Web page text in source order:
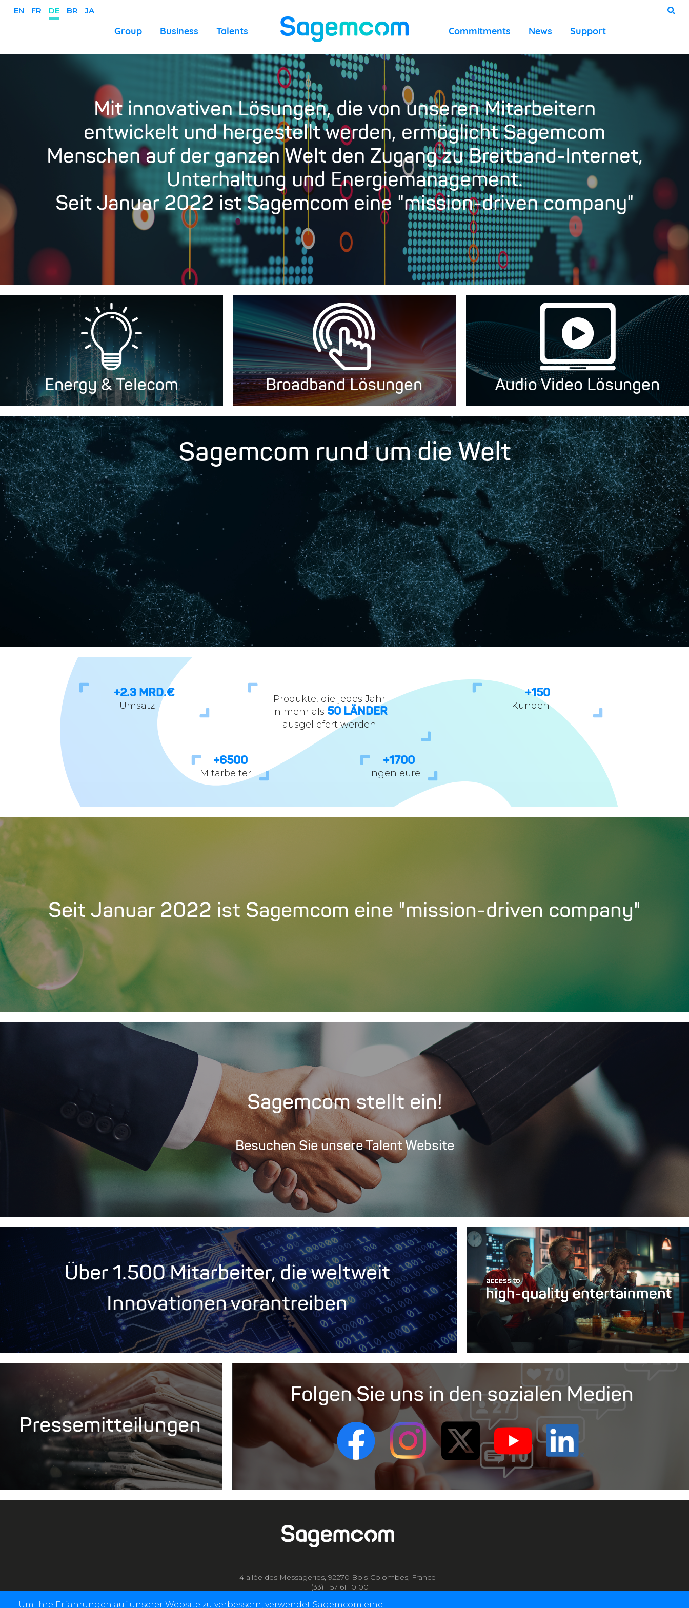
EN FR DE BR JA
Group Business Talents Commitments News Support
Mit innovativen Lösungen, die von unseren Mitarbeitern
entwickelt und hergestellt werden, ermöglicht Sagemcom
Menschen auf der ganzen Welt den Zugang zu Breitband-Internet,
Unterhaltung und Energiemanagement.
Seit Januar 2022 ist Sagemcom eine "mission-driven company"
Energy & Telecom Broadband Lösungen Audio Video Lösungen
Sagemcom rund um die Welt
+2.3 MRD.€
Umsatz
Produkte, die jedes Jahr
in mehr als 50LÄNDER
ausgeliefert werden
+150
Kunden
+6500
Mitarbeiter
+1700
Ingenieure
Seit Januar 2022 ist Sagemcom eine "mission-driven company"
Sagemcom stellt ein!
Besuchen Sie unsere Talent Website
Über 1.500 Mitarbeiter, die weltweit
Innovationen vorantreiben
Pressemitteilungen
Folgen Sie uns in den sozialen Medien
Um Ihre Erfahrungen auf unserer Website zu verbessern, verwendet Sagemcom eine
4 allée des Messageries, 92270 Bois-Colombes, France
+(33) 1 57 61 10 00